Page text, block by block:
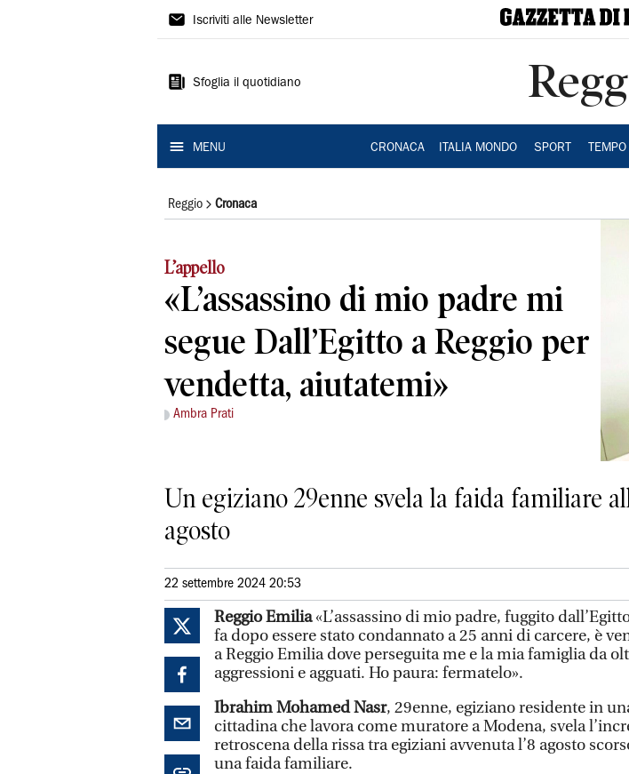
Gazzetta
Reggio
Iscriviti alle Newsletter
Sfoglia il quotidiano
MENU CRONACA ITALIA MONDO SPORT
Reggio Cronaca
L’appello
«L’assassino di mio padre mi
segue Dall’Egitto a Reggio per
vendetta, aiutatemi»
Ambra Prati
Un egiziano 29enne svela la faida familiare
agosto
22 settembre 2024 20:53
Reggio Emilia«L’assassino di mio padre, fuggito
fa dopo essere stato condannato a 25 anni di carcere, è
a Reggio Emilia dove perseguita me e la mia famiglia da
aggressioni e agguati. Ho paura: fermatelo».
Ibrahim Mohamed Nasr, 29enne, egiziano residente in
cittadina che lavora come muratore a Modena, svela
retroscena della rissa tra egiziani avvenuta l’8 agosto
una faida familiare.